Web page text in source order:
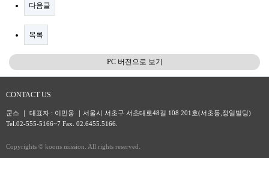
다음글
목록
PC 버전으로 보기
CONTACT US
쿤스 ｜ 대표자 : 이민웅 ｜서울시 서초구 서초대로48길 108 201호(서초동,정일빌딩)
Tel.02-555-5166~7 Fax. 02.6455.5166.
Copyrights © koons mission. All rights reserved.